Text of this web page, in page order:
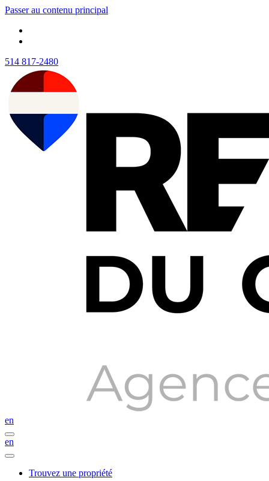
Passer au contenu principal
514 817-2480
en
en
Trouvez une propriété